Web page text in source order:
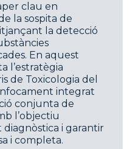
clau en
la sospita de
la detecció
En aquest
l’estratègia
de Toxicologia del
integrat
conjunta de
l’objectiu
diagnòstica i garantir
i completa.